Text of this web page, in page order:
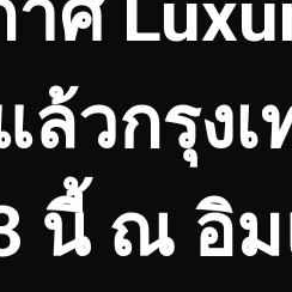
ล้วกรุง
นี้ ณ อิ